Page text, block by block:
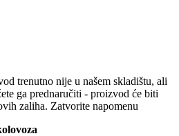
trenutno nije u našem skladištu, ali
ga prednaručiti - proizvod će biti
zaliha. Zatvorite napomenu